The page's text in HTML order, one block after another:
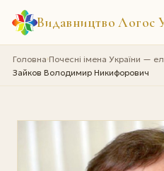
Видавництво Логос
Головна›Почесні імена України —
Зайков Володимир Никифорович